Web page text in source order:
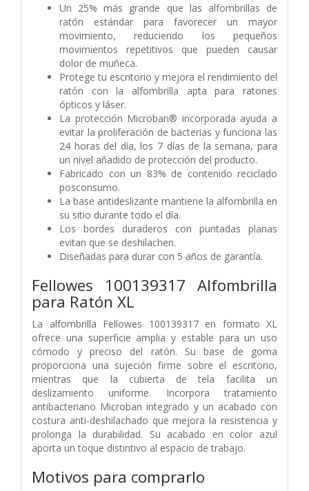
Un 25% más grande que las alfombrillas de
ratón estándar para favorecer un mayor
movimiento, reduciendo los pequeños
movimientos repetitivos que pueden causar
dolor de muñeca.
Protege tu escritorio y mejora el rendimiento del
ratón con la alfombrilla apta para ratones
ópticos y láser.
La protección Microban® incorporada ayuda a
evitar la proliferación de bacterias y funciona las
24 horas del día, los 7 días de la semana, para
un nivel añadido de protección del producto.
Fabricado con un 83% de contenido reciclado
posconsumo.
La base antideslizante mantiene la alfombrilla en
su sitio durante todo el día.
Los bordes duraderos con puntadas planas
evitan que se deshilachen.
Diseñadas para durar con 5 años de garantía.
Fellowes 100139317 Alfombrilla
para Ratón XL
La alfombrilla Fellowes 100139317 en formato XL
ofrece una superficie amplia y estable para un uso
cómodo y preciso del ratón. Su base de goma
proporciona una sujeción firme sobre el escritorio,
mientras que la cubierta de tela facilita un
deslizamiento uniforme. Incorpora tratamiento
antibacteriano Microban integrado y un acabado con
costura anti-deshilachado que mejora la resistencia y
prolonga la durabilidad. Su acabado en color azul
aporta un toque distintivo al espacio de trabajo.
Motivos para comprarlo